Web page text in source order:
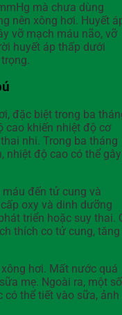
mà chưa dùng
nên xông hơi. Huyết
vỡ mạch máu não, vỡ
huyết áp thấp dưới
đặc biệt trong ba
cao khiến nhiệt độ cơ
nhi. Trong ba tháng
nhiệt độ cao có thể gây
đến tử cung và
oxy và dinh dưỡng
triển hoặc suy thai.
thích co tử cung, tăng
hơi. Mất nước quá
mẹ. Ngoài ra, một số
thể tiết vào sữa, ảnh